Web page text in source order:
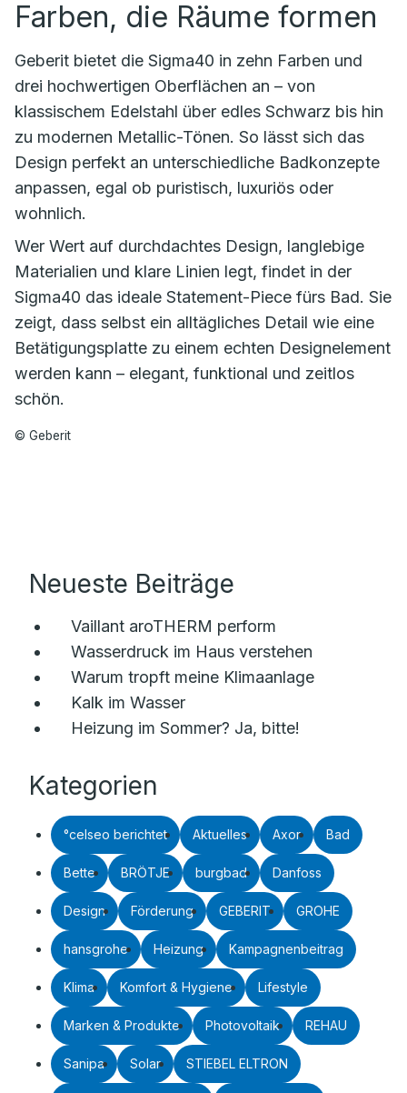
Farben, die Räume formen
Geberit bietet die Sigma40 in zehn Farben und
drei hochwertigen Oberflächen an – von
klassischem Edelstahl über edles Schwarz bis hin
zu modernen Metallic-Tönen. So lässt sich das
Design perfekt an unterschiedliche Badkonzepte
anpassen, egal ob puristisch, luxuriös oder
wohnlich.
Wer Wert auf durchdachtes Design, langlebige
Materialien und klare Linien legt, findet in der
Sigma40 das ideale Statement-Piece fürs Bad. Sie
zeigt, dass selbst ein alltägliches Detail wie eine
Betätigungsplatte zu einem echten Designelement
werden kann – elegant, funktional und zeitlos
schön.
© Geberit
Neueste Beiträge
Vaillant aroTHERM perform
Wasserdruck im Haus verstehen
Warum tropft meine Klimaanlage
Kalk im Wasser
Heizung im Sommer? Ja, bitte!
Kategorien
°celseo berichtet Aktuelles Axor Bad
Bette BRÖTJE burgbad Danfoss
Design Förderung GEBERIT GROHE
hansgrohe Heizung Kampagnenbeitrag
Klima Komfort & Hygiene Lifestyle
Marken & Produkte Photovoltaik REHAU
Sanipa Solar STIEBEL ELTRON